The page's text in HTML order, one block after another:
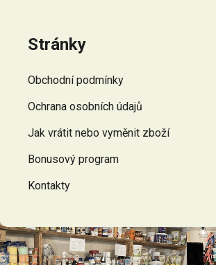
Stránky
Obchodní podmínky
Ochrana osobních údajů
Jak vrátit nebo vyměnit zboží
Bonusový program
Kontakty